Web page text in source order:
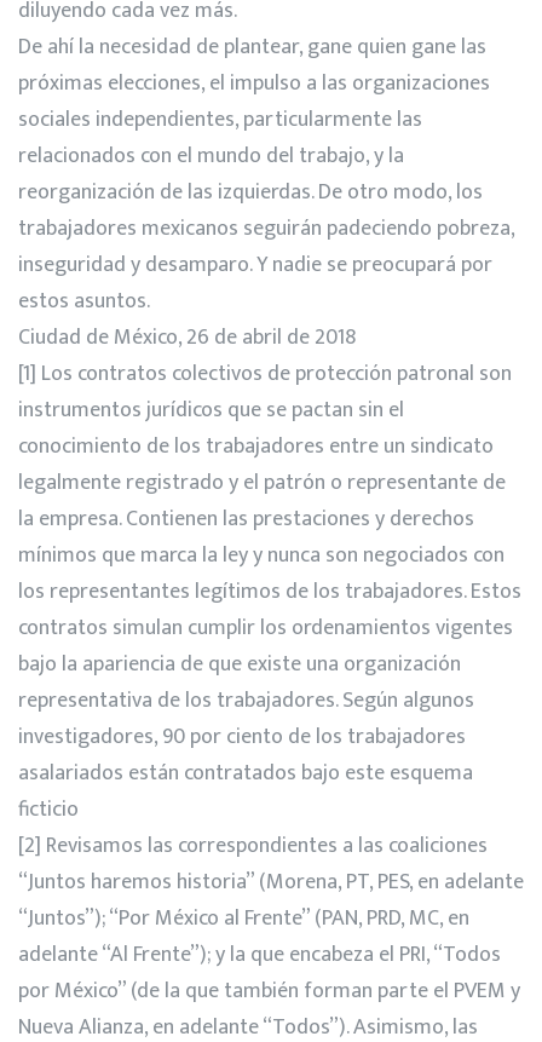
diluyendo cada vez más.
De ahí la necesidad de plantear, gane quien gane las
próximas elecciones, el impulso a las organizaciones
sociales independientes, particularmente las
relacionados con el mundo del trabajo, y la
reorganización de las izquierdas. De otro modo, los
trabajadores mexicanos seguirán padeciendo pobreza,
inseguridad y desamparo. Y nadie se preocupará por
estos asuntos.
Ciudad de México, 26 de abril de 2018
[1] Los contratos colectivos de protección patronal son
instrumentos jurídicos que se pactan sin el
conocimiento de los trabajadores entre un sindicato
legalmente registrado y el patrón o representante de
la empresa. Contienen las prestaciones y derechos
mínimos que marca la ley y nunca son negociados con
los representantes legítimos de los trabajadores. Estos
contratos simulan cumplir los ordenamientos vigentes
bajo la apariencia de que existe una organización
representativa de los trabajadores. Según algunos
investigadores, 90 por ciento de los trabajadores
asalariados están contratados bajo este esquema
ficticio
[2] Revisamos las correspondientes a las coaliciones
“Juntos haremos historia” (Morena, PT, PES, en adelante
“Juntos”); “Por México al Frente” (PAN, PRD, MC, en
adelante “Al Frente”); y la que encabeza el PRI, “Todos
por México” (de la que también forman parte el PVEM y
Nueva Alianza, en adelante “Todos”). Asimismo, las